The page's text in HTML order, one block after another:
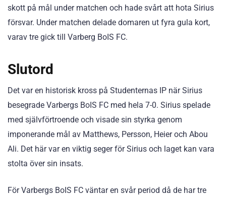
skott på mål under matchen och hade svårt att hota Sirius
försvar. Under matchen delade domaren ut fyra gula kort,
varav tre gick till Varberg BoIS FC.
Slutord
Det var en historisk kross på Studenternas IP när Sirius
besegrade Varbergs BoIS FC med hela 7-0. Sirius spelade
med självförtroende och visade sin styrka genom
imponerande mål av Matthews, Persson, Heier och Abou
Ali. Det här var en viktig seger för Sirius och laget kan vara
stolta över sin insats.
För Varbergs BoIS FC väntar en svår period då de har tre